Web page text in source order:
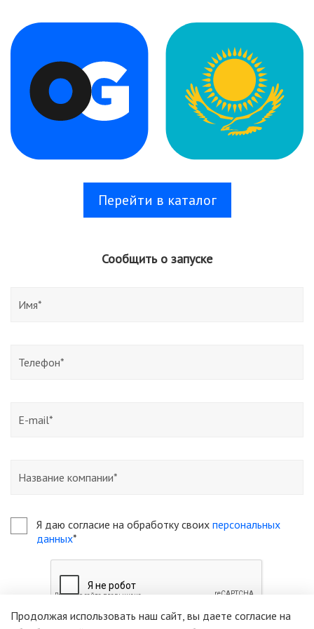
Перейти в каталог
Сообщить о запуске
Я даю согласие на обработку своих персональных
данных*
Продолжая использовать наш сайт, вы даете согласие на